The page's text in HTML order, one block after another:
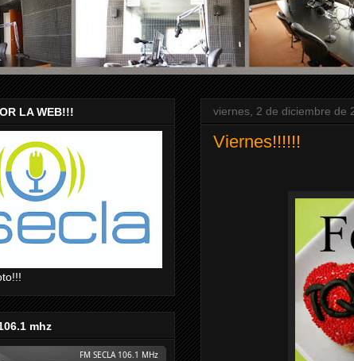
viernes, 2 de diciembre de
Viernes!!!!!!
LA WEB!!!
mhz